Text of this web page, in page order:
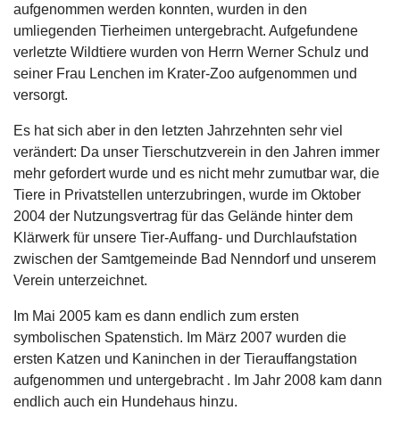
aufgenommen werden konnten, wurden in den
umliegenden Tierheimen untergebracht. Aufgefundene
verletzte Wildtiere wurden von Herrn Werner Schulz und
seiner Frau Lenchen im Krater-Zoo aufgenommen und
versorgt.
Es hat sich aber in den letzten Jahrzehnten sehr viel
verändert: Da unser Tierschutzverein in den Jahren immer
mehr gefordert wurde und es nicht mehr zumutbar war, die
Tiere in Privatstellen unterzubringen, wurde im Oktober
2004 der Nutzungsvertrag für das Gelände hinter dem
Klärwerk für unsere Tier-Auffang- und Durchlaufstation
zwischen der Samtgemeinde Bad Nenndorf und unserem
Verein unterzeichnet.
Im Mai 2005 kam es dann endlich zum ersten
symbolischen Spatenstich. Im März 2007 wurden die
ersten Katzen und Kaninchen in der Tierauffangstation
aufgenommen und untergebracht . Im Jahr 2008 kam dann
endlich auch ein Hundehaus hinzu.